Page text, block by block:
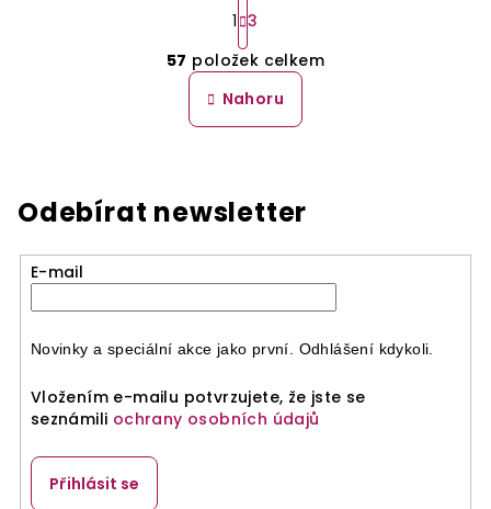
O
v
l
á
c
í
k
y
ý
p
t
r
á
n
k
o
í
1 3
57 položek celkem
Nahoru
Odebírat newsletter
E-mail
Novinky a speciální akce jako první. Odhlášení kdykoli.
Vložením e-mailu potvrzujete, že jste se
seznámili ochrany osobních údajů
Přihlásit se